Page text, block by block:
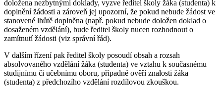
doložena nezbytnými doklady, vyzve ředitel školy žáka (studenta) k
doplnění žádosti a zároveň jej upozorní, že pokud nebude žádost ve
stanovené lhůtě doplněna (např. pokud nebude doložen doklad o
dosaženém vzdělání), bude ředitel školy nucen rozhodnout o
zamítnutí žádosti (viz správní řád).
V dalším řízení pak ředitel školy posoudí obsah a rozsah
absolvovaného vzdělání žáka (studenta) ve vztahu k současnému
studijnímu či učebnímu oboru, případně ověří znalosti žáka
(studenta) z předchozího vzdělání rozdílovou zkouškou.